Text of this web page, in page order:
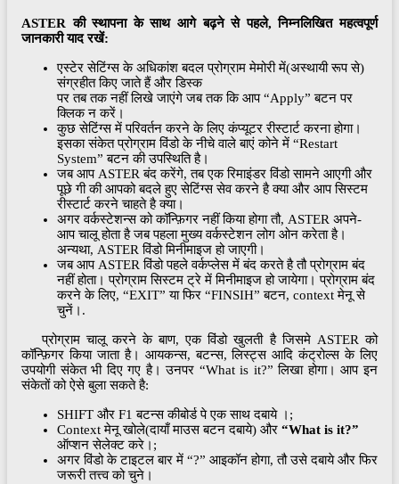
ASTER की स्थापना के साथ आगे बढ़ने से पहले, निम्नलिखित महत्वपूर्ण
जानकारी याद रखें:
एस्टेर सेटिंग्स के अधिकांश बदल प्रोग्राम मेमोरी में(अस्थायी रूप से)
संग्रहीत किए जाते हैं और डिस्क
पर तब तक नहीं लिखे जाएंगे जब तक कि आप “Apply” बटन पर
क्लिक न करें।
कुछ सेटिंग्स में परिवर्तन करने के लिए कंप्यूटर रीस्टार्ट करना होगा।
इसका संकेत प्रोग्राम विंडो के नीचे वाले बाएं कोने में “Restart
System” बटन की उपस्थिति है।
जब आप ASTER बंद करेंगे, तब एक रिमाइंडर विंडो सामने आएगी और
पूछे गी की आपको बदले हुए सेटिंग्स सेव करने है क्या और आप सिस्टम
रीस्टार्ट करने चाहते है क्या।
अगर वर्कस्टेशन्स को कॉन्फ़िगर नहीं किया होगा तौ, ASTER अपने-
आप चालू होता है जब पहला मुख्य वर्कस्टेशन लोग ओन करेता है।
अन्यथा, ASTER विंडो मिनीमाइज हो जाएगी।
जब आप ASTER विंडो पहले वर्कप्लेस में बंद करते है तौ प्रोग्राम बंद
नहीं होता। प्रोग्राम सिस्टम ट्रे में मिनीमाइज हो जायेगा। प्रोग्राम बंद
करने के लिए, “EXIT” या फिर “FINSIH” बटन, context मेनू से
चुनें।.
प्रोग्राम चालू करने के बाण, एक विंडो खुलती है जिसमे ASTER को
कॉन्फ़िगर किया जाता है। आयकन्स, बटन्स, लिस्ट्स आदि कंट्रोल्स के लिए
उपयोगी संकेत भी दिए गए है। उनपर “What is it?” लिखा होगा। आप इन
संकेतों को ऐसे बुला सकते है:
SHIFT और F1 बटन्स कीबोर्ड पे एक साथ दबाये ।;
Context मेनू खोले(दायाँ माउस बटन दबाये) और “What is it?”
ऑप्शन सेलेक्ट करे।;
अगर विंडो के टाइटल बार में “?” आइकॉन होगा, तौ उसे दबाये और फिर
जरूरी तत्त्व को चुने।